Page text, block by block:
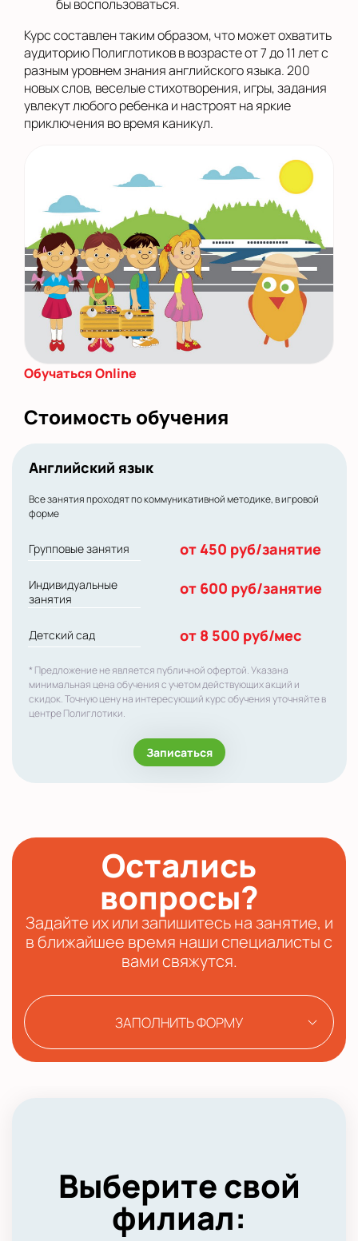
бы воспользоваться.
Курс составлен таким образом, что может охватить
аудиторию Полиглотиков в возрасте от 7 до 11 лет с
разным уровнем знания английского языка. 200
новых слов, веселые стихотворения, игры, задания
увлекут любого ребенка и настроят на яркие
приключения во время каникул.
Обучаться Online
Стоимость обучения
Английский язык
Все занятия проходят по коммуникативной методике, в игровой
форме
Групповые занятия от 450 руб/занятие
Индивидуальные
занятия
от 600 руб/занятие
Детский сад от 8 500 руб/мес
* Предложение не является публичной офертой. Указана
минимальная цена обучения с учетом действующих акций и
скидок. Точную цену на интересующий курс обучения уточняйте в
центре Полиглотики.
Записаться
Остались
вопросы?
Задайте их или запишитесь на занятие, и
в ближайшее время наши специалисты с
вами свяжутся.
ЗАПОЛНИТЬ ФОРМУ
Выберите свой
филиал: